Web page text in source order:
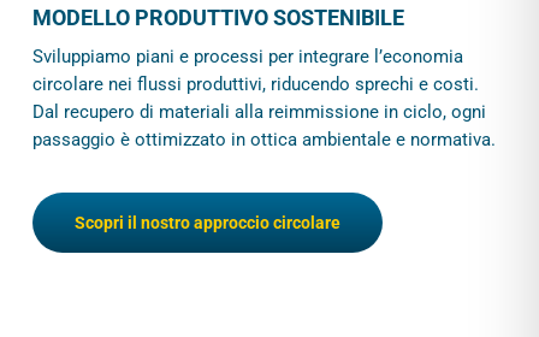
MODELLO PRODUTTIVO SOSTENIBILE
Sviluppiamo piani e processi per integrare l’economia
circolare nei flussi produttivi, riducendo sprechi e costi.
Dal recupero di materiali alla reimmissione in ciclo, ogni
passaggio è ottimizzato in ottica ambientale e normativa.
Scopri il nostro approccio circolare